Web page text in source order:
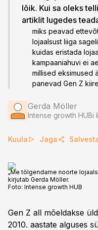
lõik. Kui sa oleks
artiklit lugedes
miks peavad
lojaalsust liiga
kuidas eristada
kampaaniahuvi ei
millised eksimused
panevad Gen Z
Gerda Möller
Intense growth HUBi
Kuula Jaga
„Me tõlgendame noorte
kirjutab Gerda Möller.
Foto: Intense growth HUB
Gen Z all mõeldakse
2010. aastate alguses